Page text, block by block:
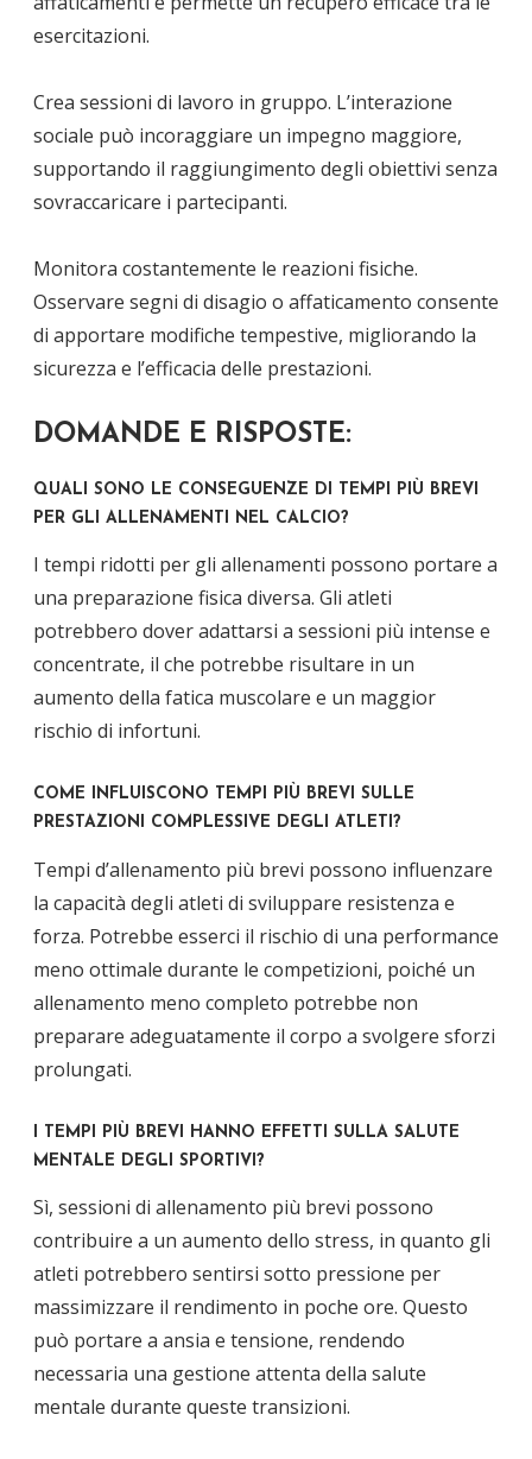
esercitazioni.
Crea sessioni di lavoro in gruppo. L’interazione
sociale può incoraggiare un impegno maggiore,
supportando il raggiungimento degli obiettivi senza
sovraccaricare i partecipanti.
Monitora costantemente le reazioni fisiche.
Osservare segni di disagio o affaticamento consente
di apportare modifiche tempestive, migliorando la
sicurezza e l’efficacia delle prestazioni.
DOMANDE E RISPOSTE:
QUALI SONO LE CONSEGUENZE DI TEMPI PIÙ BREVI
PER GLI ALLENAMENTI NEL CALCIO?
I tempi ridotti per gli allenamenti possono portare a
una preparazione fisica diversa. Gli atleti
potrebbero dover adattarsi a sessioni più intense e
concentrate, il che potrebbe risultare in un
aumento della fatica muscolare e un maggior
rischio di infortuni.
COME INFLUISCONO TEMPI PIÙ BREVI SULLE
PRESTAZIONI COMPLESSIVE DEGLI ATLETI?
Tempi d’allenamento più brevi possono influenzare
la capacità degli atleti di sviluppare resistenza e
forza. Potrebbe esserci il rischio di una performance
meno ottimale durante le competizioni, poiché un
allenamento meno completo potrebbe non
preparare adeguatamente il corpo a svolgere sforzi
prolungati.
I TEMPI PIÙ BREVI HANNO EFFETTI SULLA SALUTE
MENTALE DEGLI SPORTIVI?
Sì, sessioni di allenamento più brevi possono
contribuire a un aumento dello stress, in quanto gli
atleti potrebbero sentirsi sotto pressione per
massimizzare il rendimento in poche ore. Questo
può portare a ansia e tensione, rendendo
necessaria una gestione attenta della salute
mentale durante queste transizioni.